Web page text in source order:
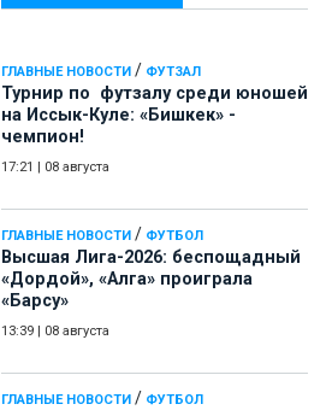
ГЛАВНЫЕ НОВОСТИ / ФУТЗАЛ
Турнир по футзалу среди юношей
на Иссык-Куле: «Бишкек» -
чемпион!
17:21 08 августа
ГЛАВНЫЕ НОВОСТИ / ФУТБОЛ
Высшая Лига-2026: беспощадный
«Дордой», «Алга» проиграла
«Барсу»
13:39 08 августа
ГЛАВНЫЕ НОВОСТИ / ФУТБОЛ